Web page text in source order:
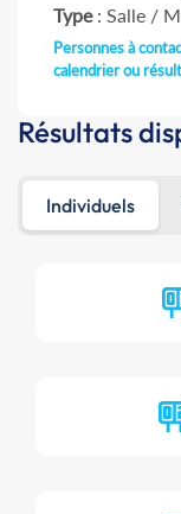
Type: Salle /
Personnes à
calendrier ou
Résultats
Individuels